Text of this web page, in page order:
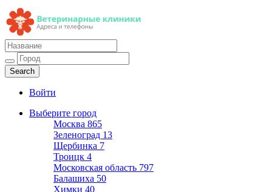
Ветеринарные клиники
Адреса и телефоны
Войти
Выберите город
Москва 865
Зеленоград 13
Щербинка 7
Троицк 4
Московская область 797
Балашиха 50
Химки 40